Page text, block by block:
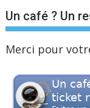
Un café ? Un
Merci pour